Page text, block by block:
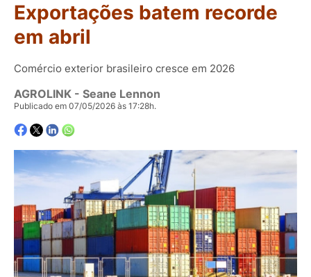
Exportações batem recorde
em abril
Comércio exterior brasileiro cresce em 2026
AGROLINK - Seane Lennon
Publicado em 07/05/2026 às 17:28h.